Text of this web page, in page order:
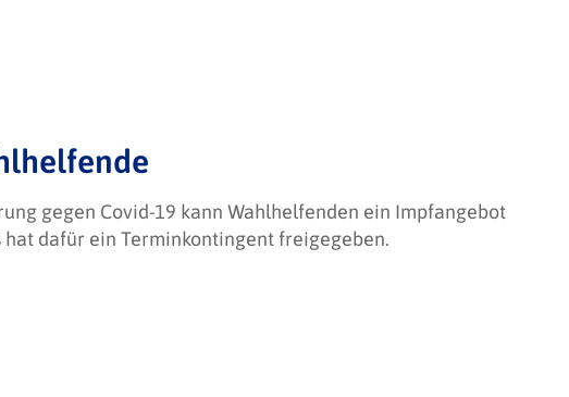
gegen Covid-19 kann Wahlhelfenden ein Impfangebot
dafür ein Terminkontingent freigegeben.